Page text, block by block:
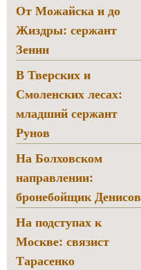
От Можайска и до
Жиздры: сержант
Зенин
В Тверских и
Смоленских лесах:
младший сержант
Рунов
На Болховском
направлении:
бронебойщик Денисов
На подступах к
Москве: связист
Тарасенко